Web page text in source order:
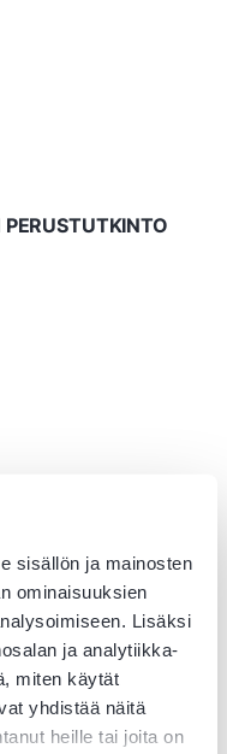
sisällön ja mainosten
ominaisuuksien
Lisäksi
ja analytiikka-
miten käytät
yhdistää näitä
heille tai joita on